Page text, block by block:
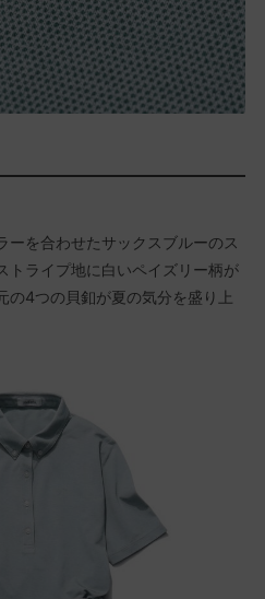
ーを合わせたサックスブルーのス
トライプ地に白いペイズリー柄が
の4つの貝釦が夏の気分を盛り上